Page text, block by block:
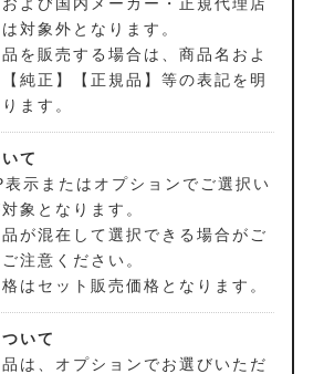
対象外となります。
を販売する場合は、商品名およ
純正】【正規品】等の表記を明
ます。
て
表示またはオプションでご選択い
象となります。
品が混在して選択できる場合がご
注意ください。
はセット販売価格となります。
いて
品は、オプションでお選びいただ